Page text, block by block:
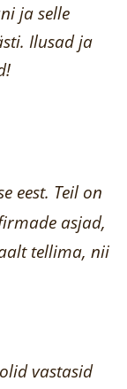
ja selle
Ilusad ja
eest. Teil on
asjad,
tellima, nii
vastasid